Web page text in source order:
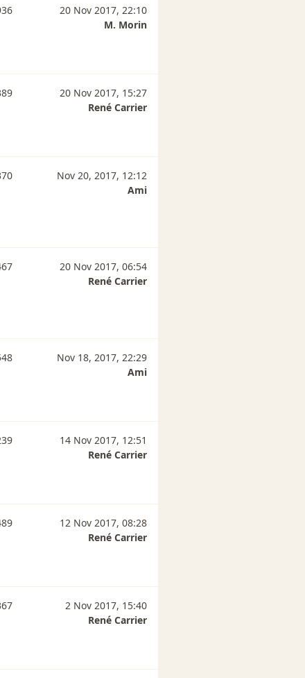
20 Nov 2017, 22:10
M. Morin
20 Nov 2017, 15:27
René Carrier
Nov 20, 2017, 12:12
Ami
20 Nov 2017, 06:54
René Carrier
Nov 18, 2017, 22:29
Ami
14 Nov 2017, 12:51
René Carrier
12 Nov 2017, 08:28
René Carrier
2 Nov 2017, 15:40
René Carrier